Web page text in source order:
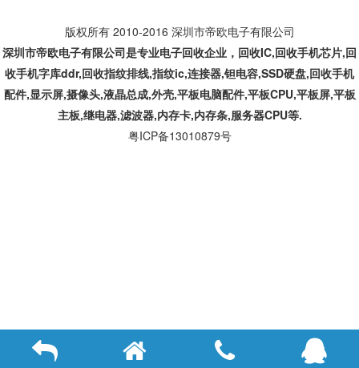
版权所有 2010-2016 深圳市帝欧电子有限公司
深圳市帝欧电子有限公司是专业电子回收企业，回收IC,回收手机芯片,回
收手机字库ddr,回收指纹排线,指纹ic,连接器,钽电容,SSD硬盘,回收手机
配件,显示屏,摄像头,液晶总成,外壳,平板电脑配件,平板CPU,平板屏,平板
主板,继电器,滤波器,内存卡,内存条,服务器CPU等.
粤ICP备13010879号